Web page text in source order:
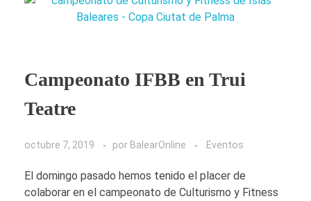
Campeonato IFBB en Trui
Teatre
octubre 7, 2019 por BalearOnline Eventos
El domingo pasado hemos tenido el placer de
colaborar en el campeonato de Culturismo y Fitness